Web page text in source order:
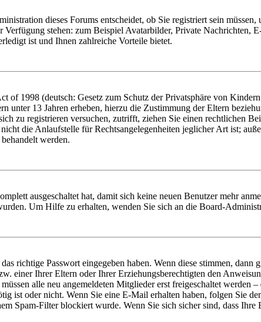
dieses Forums entscheidet, ob Sie registriert sein
stehen: zum Beispiel Avatarbilder, Private Nachrichten,
ist und Ihnen zahlreiche Vorteile bietet.
of 1998 (deutsch: Gesetz zum Schutz der Privatsphäre von
unter 13 Jahren erheben, hierzu die Zustimmung der Eltern
zu registrieren versuchen, zutrifft, ziehen Sie einen rechtlichen
die Anlaufstelle für Rechtsangelegenheiten jeglicher Art ist;
werden.
ausgeschaltet hat, damit sich keine neuen Benutzer mehr
Um Hilfe zu erhalten, wenden Sie sich an die Board-
richtige Passwort eingegeben haben. Wenn diese stimmen, dann
einer Ihrer Eltern oder Ihrer Erziehungsberechtigten den
alle neu angemeldeten Mitglieder erst freigeschaltet werden
ist oder nicht. Wenn Sie eine E-Mail erhalten haben, folgen Sie
Spam-Filter blockiert wurde. Wenn Sie sich sicher sind, dass